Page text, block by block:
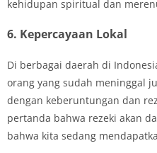
kehidupan spiritual dan
6. Kepercayaan Lokal
Di berbagai daerah di
orang yang sudah meninggal
dengan keberuntungan dan
pertanda bahwa rezeki akan
bahwa kita sedang